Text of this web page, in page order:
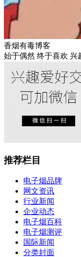
香烟有毒博客
始于偶然 终于喜欢 兴
推荐栏目
电子烟品牌
网文资讯
行业新闻
企业动态
电子烟百科
电子烟测评
国际新闻
分类封面